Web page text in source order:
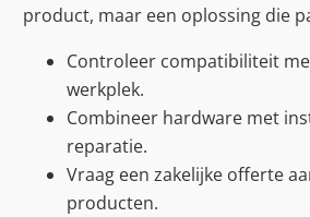
product, maar een oplossing die
Controleer compatibiliteit
werkplek.
Combineer hardware met
reparatie.
Vraag een zakelijke offerte
producten.